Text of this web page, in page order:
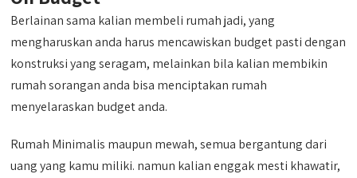
Berlainan sama kalian membeli rumah jadi, yang
mengharuskan anda harus mencawiskan budget pasti dengan
konstruksi yang seragam, melainkan bila kalian membikin
rumah sorangan anda bisa menciptakan rumah
menyelaraskan budget anda.
Rumah Minimalis maupun mewah, semua bergantung dari
uang yang kamu miliki. namun kalian enggak mesti khawatir,